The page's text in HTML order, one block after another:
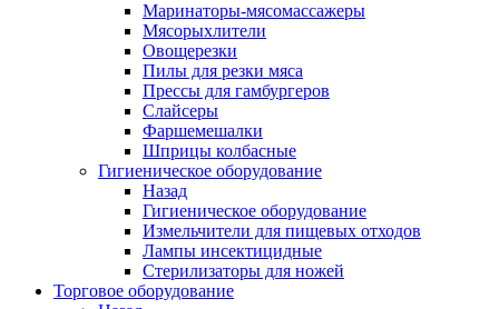
Маринаторы-мясомассажеры
Мясорыхлители
Овощерезки
Пилы для резки мяса
Прессы для гамбургеров
Слайсеры
Фаршемешалки
Шприцы колбасные
Гигиеническое оборудование
Назад
Гигиеническое оборудование
Измельчители для пищевых отходов
Лампы инсектицидные
Стерилизаторы для ножей
Торговое оборудование